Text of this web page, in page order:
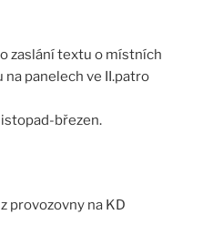
zaslání textu o místních
panelech ve II.patro
březen.
provozovny na KD